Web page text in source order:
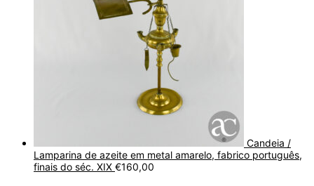
Candeia /
Lamparina de azeite em metal amarelo, fabrico português,
finais do séc. XIX €160,00